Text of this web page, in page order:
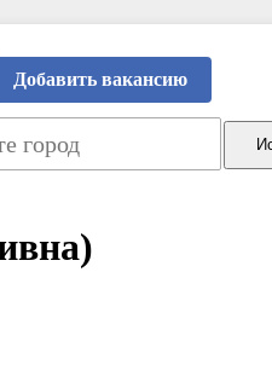
Добавить вакансию